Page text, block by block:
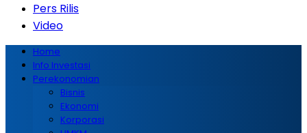
Pers Rilis
Video
Home
Info Investasi
Perekonomian
Bisnis
Ekonomi
Korporasi